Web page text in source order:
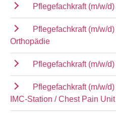
Pflegefachkraft (m/w/
Pflegefachkraft (m/w/
Orthopädie
Pflegefachkraft (m/w/
Pflegefachkraft (m/w/
IMC-Station / Chest Pain